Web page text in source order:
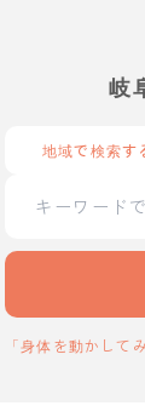
岐
地域で検索す
「身体を動かして